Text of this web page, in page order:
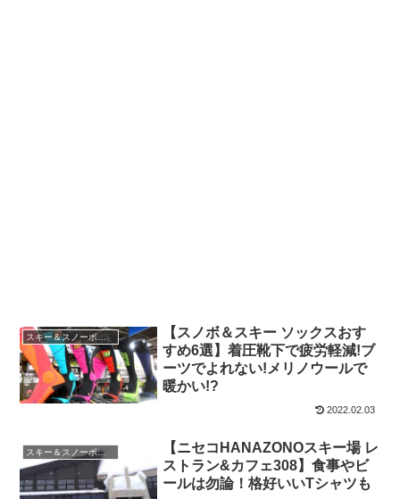
スキー＆スノーボード
【スノボ＆スキー ソックスおす
すめ6選】着圧靴下で疲労軽減!ブ
ーツでよれない!メリノウールで
暖かい!?
2022.02.03
スキー＆スノーボード
【ニセコHANAZONOスキー場 レ
ストラン&カフェ308】食事やビ
ールは勿論！格好いいTシャツも